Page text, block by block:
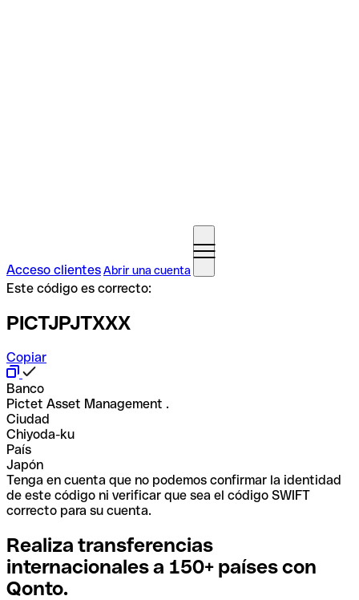
Acceso clientesAbrir una cuenta
Este código es correcto:
PICTJPJTXXX
Copiar
Banco
Pictet Asset Management .
Ciudad
Chiyoda-ku
País
Japón
Tenga en cuenta que no podemos confirmar la identidad
de este código ni verificar que sea el código SWIFT
correcto para su cuenta.
Realiza transferencias
internacionales a 150+ países con
Qonto.